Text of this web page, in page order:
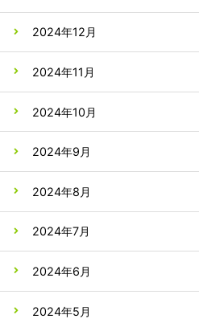
2024年12月
2024年11月
2024年10月
2024年9月
2024年8月
2024年7月
2024年6月
2024年5月